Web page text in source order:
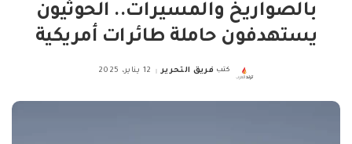
بالصواريخ والمسيرات.. الحوثيون
يستهدفون حاملة طائرات أمريكية
Posted
كتب فريق التحرير 12 يناير، 2025